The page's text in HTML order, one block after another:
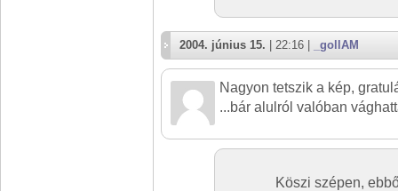
2004. június 15. | 22:16 | _gollAM
Nagyon tetszik a kép,
...bár alulról valóban
Köszi szépen,